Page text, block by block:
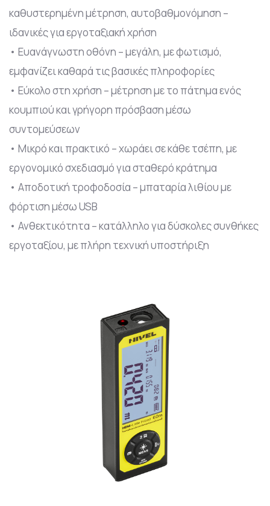
καθυστερημένη μέτρηση, αυτοβαθμονόμηση –
ιδανικές για εργοταξιακή χρήση
• Ευανάγνωστη οθόνη – μεγάλη, με φωτισμό,
εμφανίζει καθαρά τις βασικές πληροφορίες
• Εύκολο στη χρήση – μέτρηση με το πάτημα ενός
κουμπιού και γρήγορη πρόσβαση μέσω
συντομεύσεων
• Μικρό και πρακτικό – χωράει σε κάθε τσέπη, με
εργονομικό σχεδιασμό για σταθερό κράτημα
• Αποδοτική τροφοδοσία – μπαταρία λιθίου με
φόρτιση μέσω USB
• Ανθεκτικότητα – κατάλληλο για δύσκολες συνθήκες
εργοταξίου, με πλήρη τεχνική υποστήριξη